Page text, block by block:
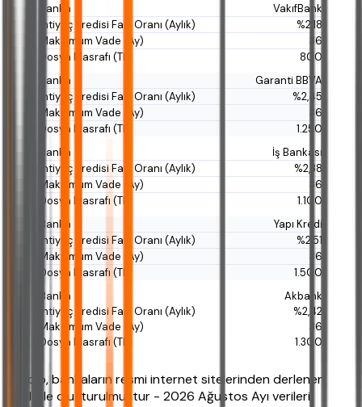
VakıfBank
%2,18
36
800
Garanti BBVA
%2,45
36
1.250
İş Bankası
%2,38
36
1.100
Yapı Kredi
%2,51
36
1.500
Akbank
%2,42
36
1.300
*Tablo, bankaların resmi internet sitelerinden derlenen
bilgilerle oluşturulmuştur - 2026 Ağustos Ayı verileri.